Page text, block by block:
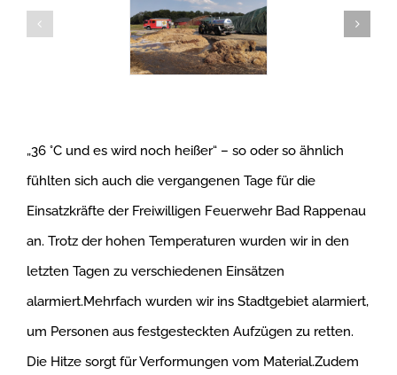
„36 °C und es wird noch heißer“ – so oder so ähnlich
fühlten sich auch die vergangenen Tage für die
Einsatzkräfte der Freiwilligen Feuerwehr Bad Rappenau
an. Trotz der hohen Temperaturen wurden wir in den
letzten Tagen zu verschiedenen Einsätzen
alarmiert.Mehrfach wurden wir ins Stadtgebiet alarmiert,
um Personen aus festgesteckten Aufzügen zu retten.
Die Hitze sorgt für Verformungen vom Material.Zudem